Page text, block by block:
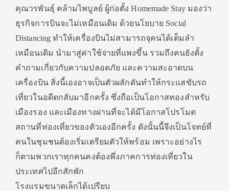
คุณวรพันธุ์ คล้ามไพบูลย์ ผู้ก่อตั้ง Homemade Stay มองว่า
ธุรกิจการบินจะไม่เหมือนเดิม ด้วยนโยบาย Social
Distancing ทำให้เครื่องบินไม่สามารถจุคนได้เต็มลำ
เหมือนเดิม นำมาสู่ค่าใช้จ่ายที่แพงขึ้น รวมถึงคนยังตั้ง
คำถามเกี่ยวกับความปลอดภัย และความสะอาดบน
เครื่องบิน สิ่งนี้เองอาจเป็นตัวผลักดันทำให้กระแสขับรถ
เที่ยวในอดีตกลับมาอีกครั้ง ซึ่งถือเป็นโอกาสทองสำหรับ
เมืองรอง และเมืองทางผ่านที่จะได้มีโอกาสโปรโมต
สถานที่ท่องเที่ยวของตัวเองอีกครั้ง ดังนั้นนี้จึงเป็นโจทย์ที่
คนในชุมชนต้องเริ่มเตรียมตัวให้พร้อม เพราะอย่างไร
ก็ตามพวกเราทุกคนคงต้องพึ่งภาคการท่องเที่ยวใน
ประเทศไปอีกสักพัก
โรงแรมขนาดเล็กได้เปรียบ